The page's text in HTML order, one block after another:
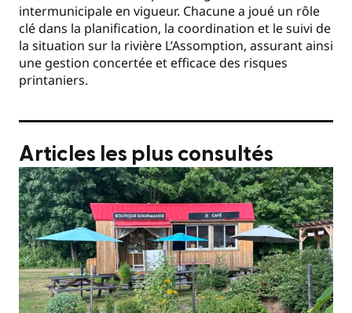
intermunicipale en vigueur. Chacune a joué un rôle
clé dans la planification, la coordination et le suivi de
la situation sur la rivière L’Assomption, assurant ainsi
une gestion concertée et efficace des risques
printaniers.
Articles les plus consultés